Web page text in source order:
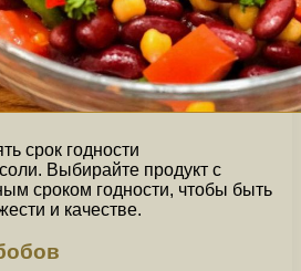
срок годности
Выбирайте продукт с
сроком годности, чтобы быть
и качестве.